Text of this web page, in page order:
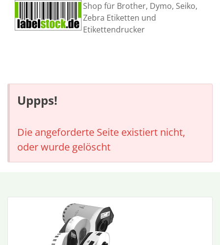
Shop für Brother, Dymo, Seiko,
Zebra Etiketten und
Etikettendrucker
Uppps!
Die angeforderte Seite existiert nicht,
oder wurde gelöscht